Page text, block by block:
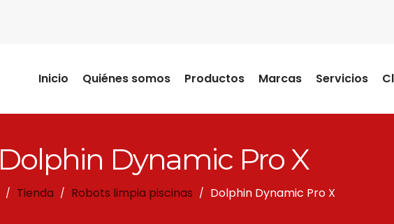
Inicio Quiénes somos Productos Marcas Servicios
Dolphin Dynamic Pro X
/ Tienda / Robots limpia piscinas / Dolphin Dynamic Pro X